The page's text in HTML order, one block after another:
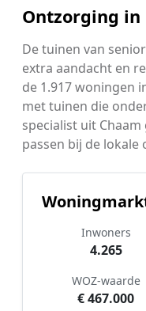
Ontzorging
De tuinen van
extra aandacht en
de 1.917 woningen
met tuinen die
specialist uit
passen bij de lokale
Inwoners
4.265
WOZ-waarde
€ 467.000